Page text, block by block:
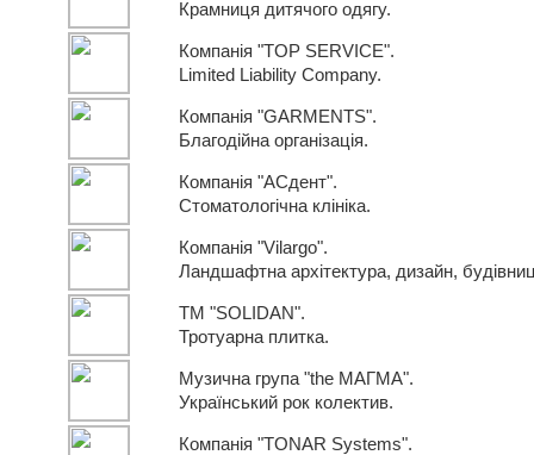
Крамниця дитячого одягу.
Компанія "TOP SERVICE".
Limited Liability Company.
Компанія "GARMENTS".
Благодійна організація.
Компанія "АСдент".
Стоматологічна клініка.
Компанія "Vilargo".
Ландшафтна архітектура, дизайн,
ТМ "SOLIDAN".
Тротуарна плитка.
Музична група "the МАГМА".
Український рок колектив.
Компанія "TONAR Systems".